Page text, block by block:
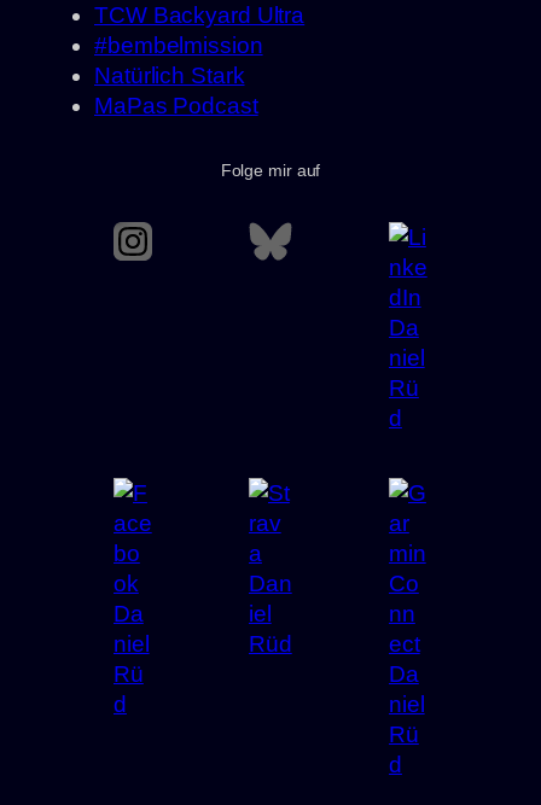
TCW Backyard Ultra
#bembelmission
Natürlich Stark
MaPas Podcast
Folge mir auf